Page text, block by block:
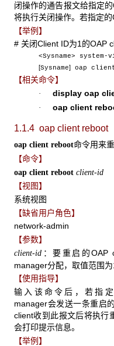
闭操作的通告报文给指定
将执行关闭操作。若指定的
【举例】
# 关闭Client ID为1的OAP
<Sysname> system-
[Sysname] oap
【相关命令】
· display oap
· oap client
1.1.4 oap client reboot
oap client reboot命令用来
【命令】
oap client reboot client-id
【视图】
系统视图
【缺省用户角色】
network-admin
【参数】
client-id ：要重启的OAP
manager分配，取值范围为
【使用指导】
输入该命令后，若指定
manager会发送一条重启
client收到此报文后将执行
会打印提示信息。
【举例】